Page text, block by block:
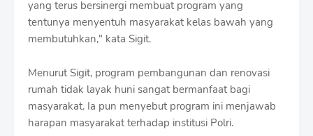
yang terus bersinergi membuat program yang
tentunya menyentuh masyarakat kelas bawah yang
membutuhkan," kata Sigit.
Menurut Sigit, program pembangunan dan renovasi
rumah tidak layak huni sangat bermanfaat bagi
masyarakat. Ia pun menyebut program ini menjawab
harapan masyarakat terhadap institusi Polri.
T
e
m
a
t
e
s